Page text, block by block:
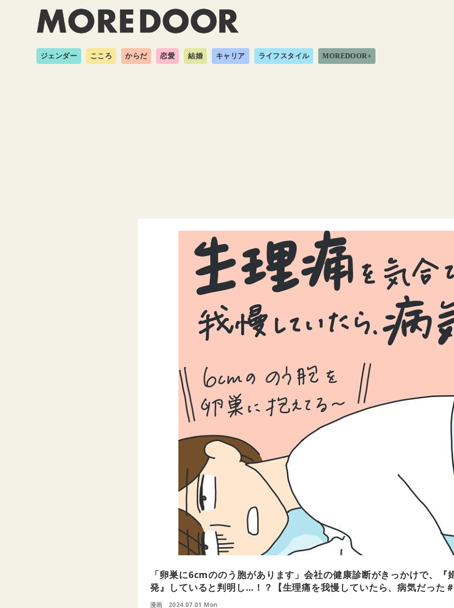
ジェンダー こころ からだ 恋愛 結婚 キャリア ライフスタイル MOREDOOR+
「卵巣に6cmののう胞があります」会社の健康診断がきっかけで、『
発』していると判明し…！？【生理痛を我慢していたら、病気だった＃
漫画 2024.07.01 Mon